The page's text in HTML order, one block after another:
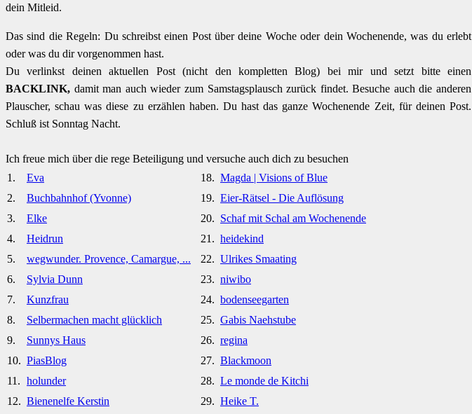
dein Mitleid.
Das sind die Regeln: Du schreibst einen Post über deine Woche oder dein Wochenende, was du erlebt
oder was du dir vorgenommen hast.
Du verlinkst deinen aktuellen Post (nicht den kompletten Blog) bei mir und setzt bitte einen
BACKLINK, damit man auch wieder zum Samstagsplausch zurück findet. Besuche auch die anderen
Plauscher, schau was diese zu erzählen haben. Du hast das ganze Wochenende Zeit, für deinen Post.
Schluß ist Sonntag Nacht.
Ich freue mich über die rege Beteiligung und versuche auch dich zu besuchen
1.
Eva 18. Magda | Visions of Blue
2.
Buchbahnhof (Yvonne) 19. Eier-Rätsel - Die Auflösung
3.
Elke 20. Schaf mit Schal am Wochenende
4.
Heidrun 21. heidekind
5.
wegwunder. Provence, Camargue, ... 22. Ulrikes Smaating
6.
Sylvia Dunn 23. niwibo
7.
Kunzfrau 24. bodenseegarten
8.
Selbermachen macht glücklich 25. Gabis Naehstube
9.
Sunnys Haus 26. regina
10. PiasBlog 27. Blackmoon
11. holunder 28. Le monde de Kitchi
12. Bienenelfe Kerstin 29. Heike T.